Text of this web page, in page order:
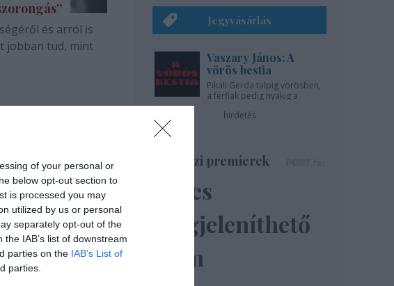
of your personal or
below opt-out section to
is processed you may
utilized by us or personal
separately opt-out of the
IAB’s list of downstream
parties on the IAB’s List of
parties.
és arról is
jobban tud, mint
Jegyvásárlás
Vaszary János: A
vörös bestia
Pikali Gerda talpig vörösben,
a férfiak pedig nyakig a
hirdetés
Színházi premierek
Nincs
megjeleníthető
elem